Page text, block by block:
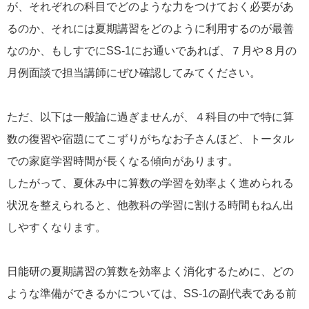
が、それぞれの科目でどのような力をつけておく必要があ
るのか、それには夏期講習をどのように利用するのが最善
なのか、もしすでにSS-1にお通いであれば、７月や８月の
月例面談で担当講師にぜひ確認してみてください。
ただ、以下は一般論に過ぎませんが、４科目の中で特に算
数の復習や宿題にてこずりがちなお子さんほど、トータル
での家庭学習時間が長くなる傾向があります。
したがって、夏休み中に算数の学習を効率よく進められる
状況を整えられると、他教科の学習に割ける時間もねん出
しやすくなります。
日能研の夏期講習の算数を効率よく消化するために、どの
ような準備ができるかについては、SS-1の副代表である前